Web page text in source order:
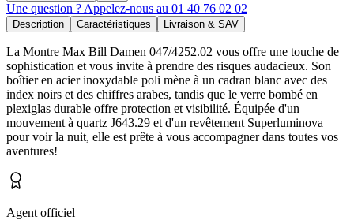
Une question ? Appelez-nous au 01 40 76 02 02
Description Caractéristiques Livraison & SAV
La Montre Max Bill Damen 047/4252.02 vous offre une touche de
sophistication et vous invite à prendre des risques audacieux. Son
boîtier en acier inoxydable poli mène à un cadran blanc avec des
index noirs et des chiffres arabes, tandis que le verre bombé en
plexiglas durable offre protection et visibilité. Équipée d'un
mouvement à quartz J643.29 et d'un revêtement Superluminova
pour voir la nuit, elle est prête à vous accompagner dans toutes vos
aventures!
Agent officiel